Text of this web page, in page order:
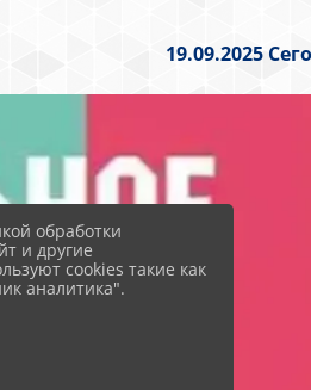
19.09.2025
обработки
и другие
cookies такие как
аналитика".